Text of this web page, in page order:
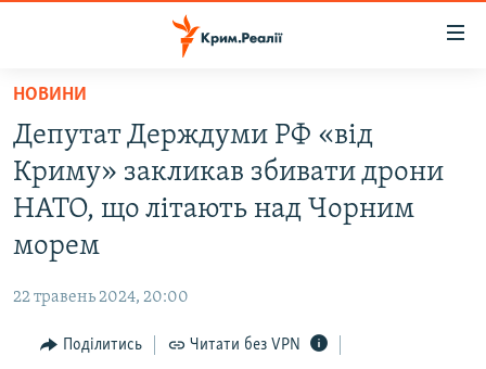
Перейти
основного
матеріалу
Перейти
до
основної
Перейти
пошуку
ВОДА.КРИМ
ВІДЕО ТА ФОТО
ПОГЛЯД
ІНТЕРВ'Ю
НОВИНИ
Депутат Держдуми РФ «від
Криму» закликав збивати дрони
НАТО, що літають над Чорним
морем
22 травень 2024, 20:00
Поділитись Читати без VPN